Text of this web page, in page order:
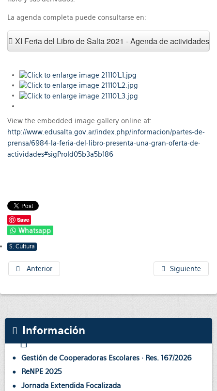
La agenda completa puede consultarse en:
XI Feria del Libro de Salta 2021 - Agenda de actividades
View the embedded image gallery online at:
http://www.edusalta.gov.ar/index.php/informacion/partes-de-
prensa/6984-la-feria-del-libro-presenta-una-gran-oferta-de-
actividades#sigProId05b3a5b186
Save
Whatsapp
S. Cultura
Anterior Siguiente
Información
Gestión de Cooperadoras Escolares · Res. 167/2026
ReNPE 2025
Jornada Extendida Focalizada